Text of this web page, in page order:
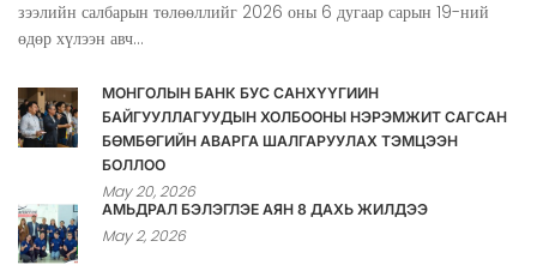
зээлийн салбарын төлөөллийг 2026 оны 6 дугаар сарын 19-ний
өдөр хүлээн авч...
МОНГОЛЫН БАНК БУС САНХҮҮГИЙН
БАЙГУУЛЛАГУУДЫН ХОЛБООНЫ НЭРЭМЖИТ САГСАН
БӨМБӨГИЙН АВАРГА ШАЛГАРУУЛАХ ТЭМЦЭЭН
БОЛЛОО
May 20, 2026
АМЬДРАЛ БЭЛЭГЛЭЕ АЯН 8 ДАХЬ ЖИЛДЭЭ
May 2, 2026